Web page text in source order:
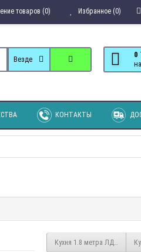
Избранное (0)
товаров (0)
0
на
Везде
КОНТАКТЫ
Кухня 1.8 метра ЛДСП дуб